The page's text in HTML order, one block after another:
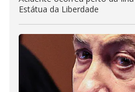
Estátua da Liberdade